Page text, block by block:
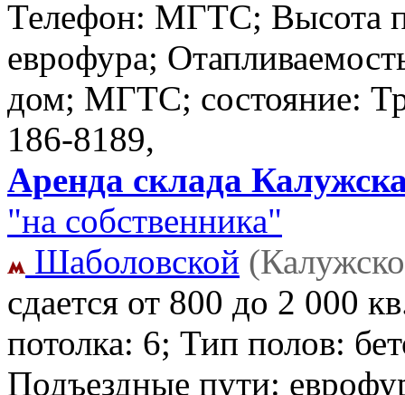
Телефон: МГТС; Высота
еврофура;
дом; МГТС; состояние:
186-8189,
Аренда склада
"на собственника"
Шаболовской
сдается от 800 до 2 000
потолка: 6; Тип полов:
Подъездные пути: